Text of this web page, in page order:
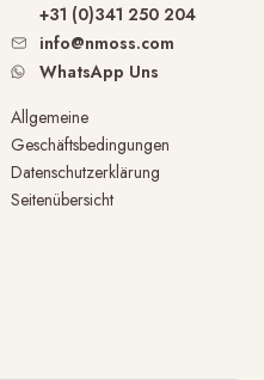
+31 (0)341 250 204
info@nmoss.com
WhatsApp Uns
Allgemeine
Geschäftsbedingungen
Datenschutzerklärung
Seitenübersicht